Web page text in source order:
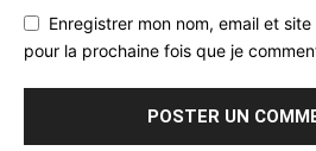
Enregistrer mon nom, email et
pour la prochaine fois que je